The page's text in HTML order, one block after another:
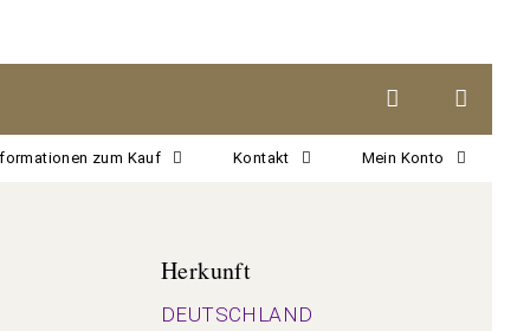
zum Kauf Kontakt Mein Konto
Herkunft
DEUTSCHLAND